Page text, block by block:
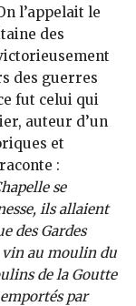
l’appelait le
des
des guerres
fut celui qui
auteur d’un
et
:
se
ils allaient
des Gardes
au moulin du
de la Goutte
par